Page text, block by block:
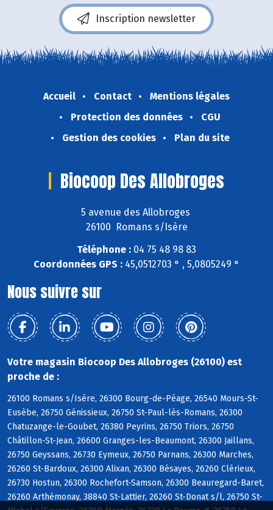
Inscription newsletter
Accueil Contact
Mentions légales
Protection des données
CGU
Gestion des cookies
Plan du site
Biocoop Des Allobroges
5 avenue des Allobroges
26100 Romans s/Isère
Téléphone : 04 75 48 98 83
Coordonnées GPS : 45,0512703 ° , 5,0805249 °
Nous suivre sur
Votre magasin Biocoop Des Allobroges (26100) est
proche de :
26100 Romans s/Isère, 26300 Bourg-de-Péage, 26540 Mours-St-
Eusèbe, 26750 Génissieux, 26750 St-Paul-lès-Romans, 26300
Chatuzange-le-Goubet, 26380 Peyrins, 26750 Triors, 26750
Châtillon-St-Jean, 26600 Granges-les-Beaumont, 26300 Jaillans,
26750 Geyssans, 26730 Eymeux, 26750 Parnans, 26300 Marches,
26260 St-Bardoux, 26300 Alixan, 26300 Bésayes, 26260 Clérieux,
26730 Hostun, 26300 Rochefort-Samson, 26300 Beauregard-Baret,
26260 Arthémonay, 38840 St-Lattier, 26260 St-Donat s/l, 26750 St-